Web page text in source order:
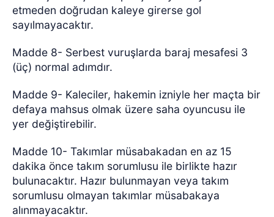
etmeden doğrudan kaleye girerse gol
sayılmayacaktır.
Madde 8- Serbest vuruşlarda baraj mesafesi 3
(üç) normal adımdır.
Madde 9- Kaleciler, hakemin izniyle her maçta bir
defaya mahsus olmak üzere saha oyuncusu ile
yer değiştirebilir.
Madde 10- Takımlar müsabakadan en az 15
dakika önce takım sorumlusu ile birlikte hazır
bulunacaktır. Hazır bulunmayan veya takım
sorumlusu olmayan takımlar müsabakaya
alınmayacaktır.